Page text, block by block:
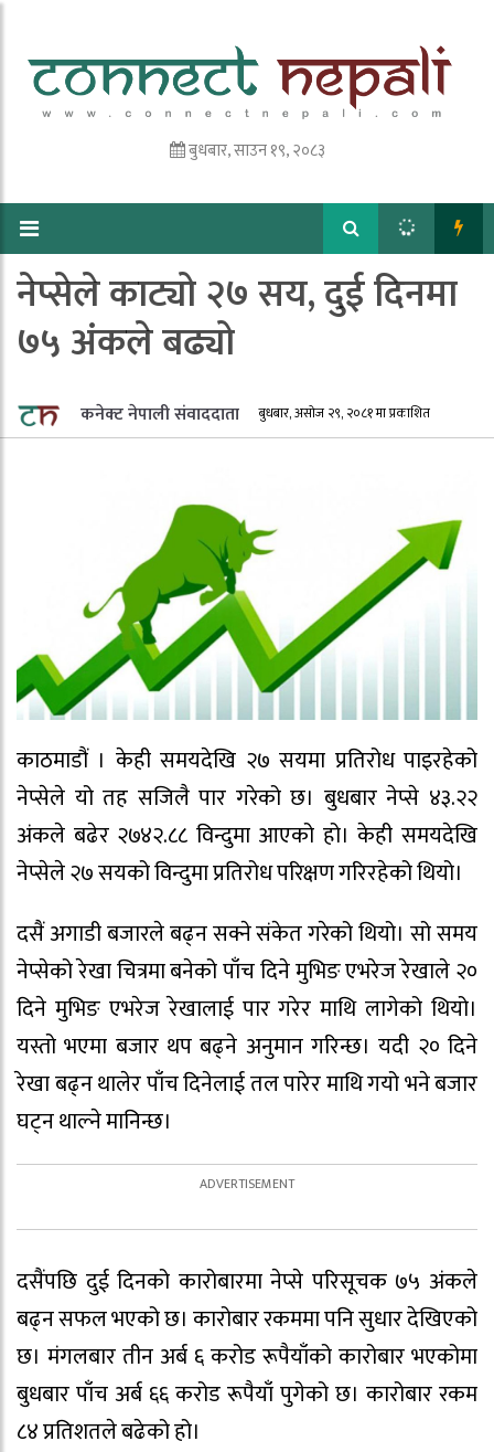
बुधबार, साउन १९, २०८३
नेप्सेले काट्यो २७ सय, दुई दिनमा
७५ अंकले बढ्यो
कनेक्ट नेपाली संवाददाता बुधबार, असोज २९, २०८१ मा प्रकाशित
काठमाडौं । केही समयदेखि २७ सयमा प्रतिरोध पाइरहेको
नेप्सेले यो तह सजिलै पार गरेको छ। बुधबार नेप्से ४३.२२
अंकले बढेर २७४२.८८ विन्दुमा आएको हो। केही समयदेखि
नेप्सेले २७ सयको विन्दुमा प्रतिरोध परिक्षण गरिरहेको थियो।
दसैं अगाडी बजारले बढ्न सक्ने संकेत गरेको थियो। सो समय
नेप्सेको रेखा चित्रमा बनेको पाँच दिने मुभिङ एभरेज रेखाले २०
दिने मुभिङ एभरेज रेखालाई पार गरेर माथि लागेको थियो।
यस्तो भएमा बजार थप बढ्ने अनुमान गरिन्छ। यदी २० दिने
रेखा बढ्न थालेर पाँच दिनेलाई तल पारेर माथि गयो भने बजार
घट्न थाल्ने मानिन्छ।
दसैंपछि दुई दिनको कारोबारमा नेप्से परिसूचक ७५ अंकले
बढ्न सफल भएको छ। कारोबार रकममा पनि सुधार देखिएको
छ। मंगलबार तीन अर्ब ६ करोड रूपैयाँको कारोबार भएकोमा
बुधबार पाँच अर्ब ६६ करोड रूपैयाँ पुगेको छ। कारोबार रकम
८४ प्रतिशतले बढेको हो।